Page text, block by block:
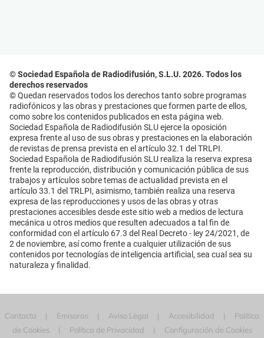
© Sociedad Española de Radiodifusión, S.L.U. 2026. Todos los
derechos reservados
© Quedan reservados todos los derechos tanto sobre programas
radiofónicos y las obras y prestaciones que formen parte de ellos,
como sobre los contenidos publicados en esta página web.
Sociedad Española de Radiodifusión SLU ejerce la oposición
expresa frente al uso de sus obras y prestaciones en la elaboración
de revistas de prensa prevista en el artículo 32.1 del TRLPI.
Sociedad Española de Radiodifusión SLU realiza la reserva expresa
frente la reproducción, distribución y comunicación pública de sus
trabajos y artículos sobre temas de actualidad prevista en el
artículo 33.1 del TRLPI, asimismo, también realiza una reserva
expresa de las reproducciones y usos de las obras y otras
prestaciones accesibles desde este sitio web a medios de lectura
mecánica u otros medios que resulten adecuados a tal fin de
conformidad con el artículo 67.3 del Real Decreto - ley 24/2021, de
2 de noviembre, así como frente a cualquier utilización de sus
contenidos por tecnologías de inteligencia artificial, sea cual sea su
naturaleza y finalidad.
Contacta Emisoras Aviso Legal Accesibilidad
Política
de Cookies
Política de Privacidad Configuración de Cookies